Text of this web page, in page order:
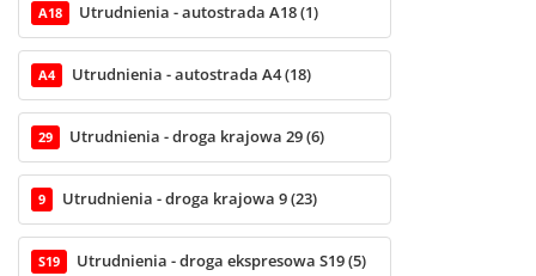
A18 Utrudnienia - autostrada A18 (1)
A4 Utrudnienia - autostrada A4 (18)
29 Utrudnienia - droga krajowa 29 (6)
9 Utrudnienia - droga krajowa 9 (23)
S19 Utrudnienia - droga ekspresowa S19 (5)